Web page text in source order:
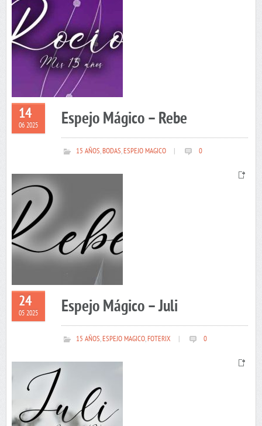
14
06 2025 Espejo Mágico – Rebe
15 AÑOS,BODAS,ESPEJO MAGICO 0
24
05 2025 Espejo Mágico – Juli
15 AÑOS,ESPEJO MAGICO,FOTERIX 0